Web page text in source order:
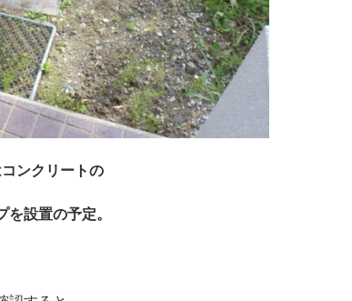
ンクリートの
を設置の予定。